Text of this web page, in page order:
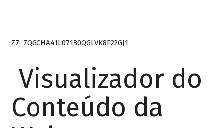
Z7_7QGCHA41L071B0QGLVK8P22GJ1
Visualizador do
Conteúdo da